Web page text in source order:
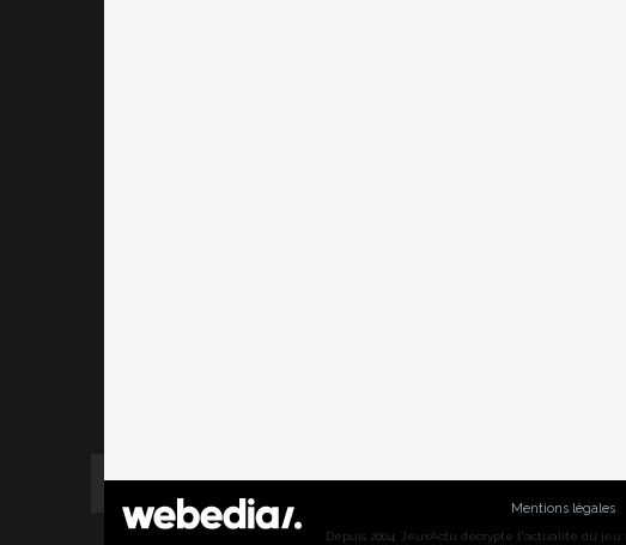
Mentions légales
Depuis 2004, JeuxActu décrypte l'actualité du jeu